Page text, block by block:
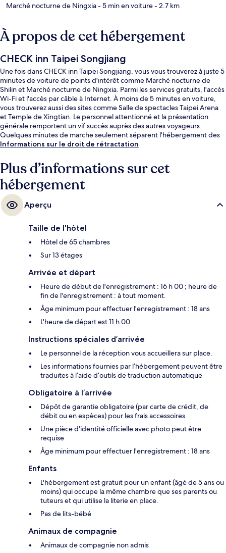
Marché nocturne de Ningxia- 5 min en voiture- 2.7 km
À propos de cet hébergement
CHECK inn Taipei Songjiang
Une fois dans CHECK inn Taipei Songjiang, vous vous trouverez à juste 5
minutes de voiture de points d'intérêt comme Marché nocturne de
Shilin et Marché nocturne de Ningxia. Parmi les services gratuits, l'accès
Wi-Fi et l'accès par câble à Internet. À moins de 5 minutes en voiture,
vous trouverez aussi des sites comme Salle de spectacles Taipei Arena
et Temple de Xingtian. Le personnel attentionné et la présentation
générale remportent un vif succès auprès des autres voyageurs.
Quelques minutes de marche seulement séparent l'hébergement des
transports publics : Station Temple de Xingtian est accessible en
Informations sur le droit de rétractation
Plus d’informations sur cet
hébergement
Aperçu
Taille de l'hôtel
Hôtel de 65 chambres
Sur 13 étages
Arrivée et départ
Heure de début de l'enregistrement : 16 h 00 ; heure de
fin de l'enregistrement : à tout moment.
Âge minimum pour effectuer l'enregistrement : 18 ans
L'heure de départ est 11 h 00
Instructions spéciales d’arrivée
Le personnel de la réception vous accueillera sur place.
Les informations fournies par l’hébergement peuvent être
traduites à l’aide d’outils de traduction automatique
Obligatoire à l’arrivée
Dépôt de garantie obligatoire (par carte de crédit, de
débit ou en espèces) pour les frais accessoires
Une pièce d'identité officielle avec photo peut être
requise
Âge minimum pour effectuer l'enregistrement : 18 ans
Enfants
L'hébergement est gratuit pour un enfant (âgé de 5 ans ou
moins) qui occupe la même chambre que ses parents ou
tuteurs et qui utilise la literie en place.
Pas de lits-bébé
Animaux de compagnie
Animaux de compagnie non admis